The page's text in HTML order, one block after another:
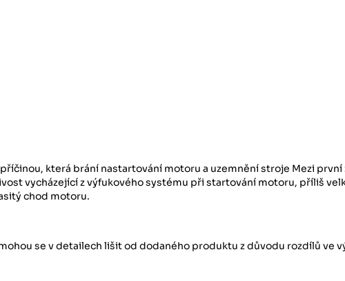
která brání nastartování motoru a uzemnění stroje Mezi první
vycházející z výfukového systému při startování motoru, příliš
chod motoru.
se v detailech lišit od dodaného produktu z důvodu rozdílů ve